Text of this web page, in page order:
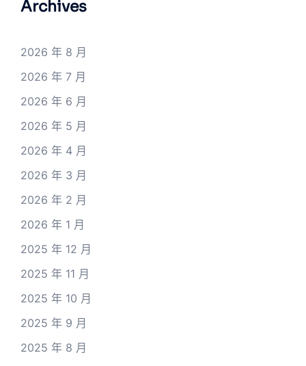
Archives
2026 年 8 月
2026 年 7 月
2026 年 6 月
2026 年 5 月
2026 年 4 月
2026 年 3 月
2026 年 2 月
2026 年 1 月
2025 年 12 月
2025 年 11 月
2025 年 10 月
2025 年 9 月
2025 年 8 月